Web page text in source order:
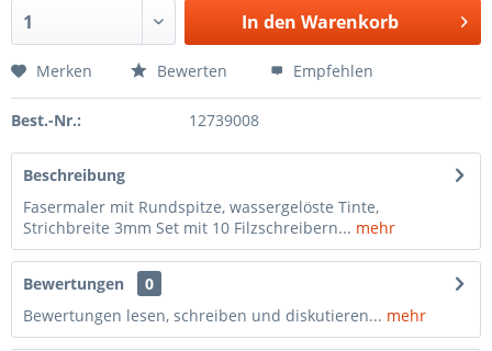
In den Warenkorb
Merken Bewerten Empfehlen
Best.-Nr.: 12739008
Beschreibung
Fasermaler mit Rundspitze, wassergelöste Tinte,
Strichbreite 3mm Set mit 10 Filzschreibern... mehr
Bewertungen
0
Bewertungen lesen, schreiben und diskutieren... mehr